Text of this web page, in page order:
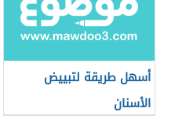
أسهل طريقة لتبييض
الأسنان